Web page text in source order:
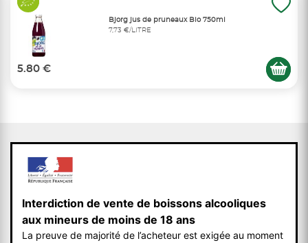
Bjorg jus de pruneaux Bio 750ml
7,73 €/LITRE
5.80 €
Interdiction de vente de boissons alcooliques
aux mineurs de moins de 18 ans
La preuve de majorité de l’acheteur est exigée au moment